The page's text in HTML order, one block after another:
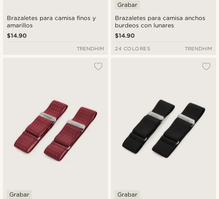
Brazaletes para camisa finos y
amarillos
$14.90
TRENDHIM
Brazaletes para camisa anchos
burdeos con lunares
Grabar
$14.90
24 COLORES TRENDHIM
Grabar Grabar